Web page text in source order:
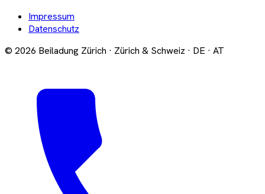
Impressum
Datenschutz
© 2026 Beiladung Zürich · Zürich & Schweiz · DE · AT